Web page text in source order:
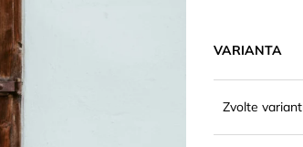
VARIANTA
Zvolte